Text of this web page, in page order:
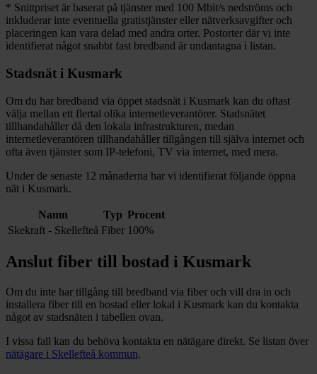
* Snittpriset är baserat på tjänster med 100 Mbit/s nedströms och
inkluderar inte eventuella gratistjänster eller nätverksavgifter och
placeringen kan vara delad med andra orter. Postorter där vi inte
identifierat något snabbt fast bredband är undantagna i listan.
Stadsnät i Kusmark
Om du har bredband via öppet stadsnät i Kusmark kan du oftast
välja mellan ett flertal olika internetleverantörer. Stadsnätet
tillhandahåller då den lokala infrastrukturen, medan
internetleverantören tillhandahåller tillgången till själva internet och
ofta även tjänster som IP-telefoni, TV via internet, med mera.
Under de senaste 12 månaderna har vi identifierat följande öppna
nät i Kusmark.
Namn Typ Procent
Skekraft - Skellefteå Fiber 100%
Anslut fiber till bostad i Kusmark
Om du inte har tillgång till bredband via fiber och vill dra in och
installera fiber till en bostad eller lokal i Kusmark kan du kontakta
något av stadsnäten i tabellen ovan.
I vissa fall kan du behöva kontakta en nätägare direkt. Se listan över
nätägare i Skellefteå kommun.